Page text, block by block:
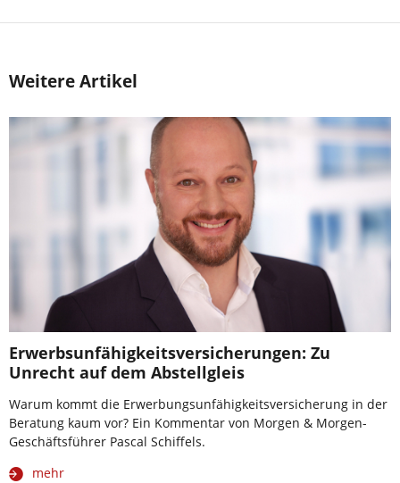
Weitere Artikel
Erwerbsunfähigkeitsversicherungen: Zu
Unrecht auf dem Abstellgleis
Warum kommt die Erwerbungsunfähigkeitsversicherung in der
Beratung kaum vor? Ein Kommentar von Morgen & Morgen-
Geschäftsführer Pascal Schiffels.
mehr